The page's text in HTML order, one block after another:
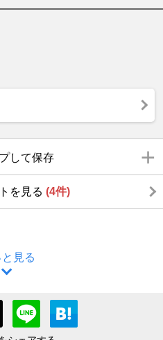
して保存
を見る (4件)
と見る